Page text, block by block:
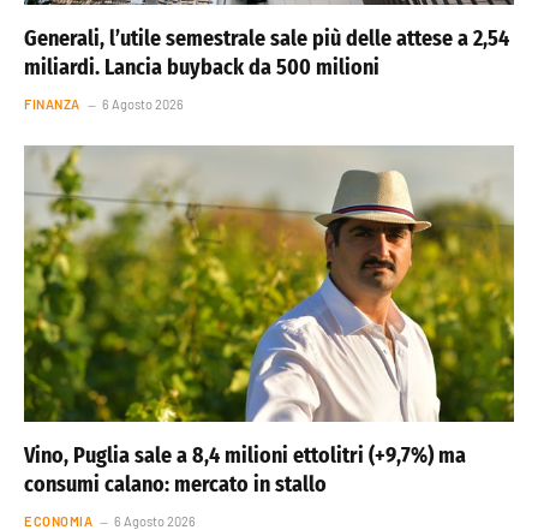
Generali, l’utile semestrale sale più delle attese a 2,54
miliardi. Lancia buyback da 500 milioni
FINANZA 6 Agosto 2026
Vino, Puglia sale a 8,4 milioni ettolitri (+9,7%) ma
consumi calano: mercato in stallo
ECONOMIA 6 Agosto 2026